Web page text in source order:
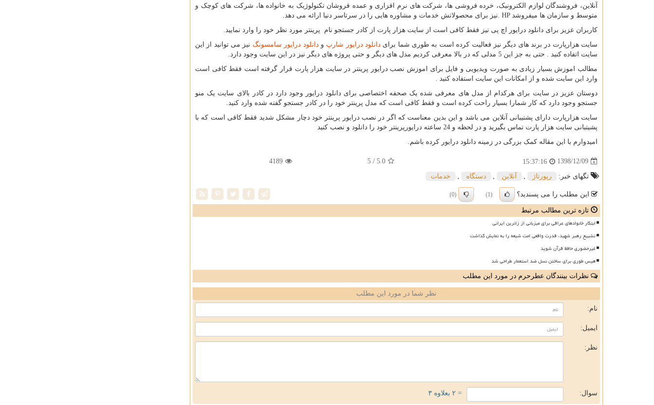
آنلاین، فروشندگان لوازم الکترونیک، خرده فروشی ها، شرکت های نرم افزاری و عمده فروشان تکنولوژیک به خانواده ها، شرکت های کوچک و
متوسط و سازمان ها میفروشد . HPنیز برای محصولاتش خدمات و مشاوره هایی را در سرتاسر دنیا ارائه می دهد.
کاربران عزیز برای دانلود درایور اچ پی نیز فقط کافی است از سایت هزار پارت از کادر جستجو نام پرینتر مورد نظر خود را وارد نمایید.
سایت هزارپارت در برند های دیگر نیز فعالیت کرده است به طوری شما برای دانلود درایور شارپ ودانلود درایور سامسونگ نیز می توانید از این
سایت اتفاده کنید . حتی به جز این 5 مدلی که در بالا معرفی کردیم مدل های دیگر و حتی پروژه های دیگر نیز در این سایت وجود دارد.
مطالب اموزش بسیار زیادی به صورت ویدیویی و فایل برای اموزش نصب درایور پرینتر در سایت هزار پارت قرار گرفته است فقط کافی است
وارد این سایت شده و از امکانات این سایت استفاده کنید .
دوستان عزیز در سایت برای هرکدام از مدل های معرفی شده یک صحفه اختصاصی برای دانلود درایور وجود دارد در کادر بالای سایت یک منو
جستجو وجود دارد که کار شمارا بسیار راحت کرده است و فقط کافی است که مدل پرینتر خود را در کادر جستجو گفته شده وارد کنید.
سایت هزارپارت دارای پشتیبانی آنلاین می باشد و این بدین معناست که اگر در نصب درایور پرینتر خود دچار مشکل شدید فقط کافی است که با
پشیتبانی سایت هزار پارت تماس بگیرید و در لحظه و 24 ساعته درایورپرینتر خود را دانلود و نصب کنید
امیدوارم با این مقاله کمک بزرگی در زمینه دانلود درایور کرده باشم.
1398/12/09
15:37:16
5.0
/ 5
4189
تگهای خبر: رپورتاژ آنلاین دستگاه خدمات
این مطلب را می پسندید؟ (1)
(0)
تازه ترین مطالب مرتبط
ابتکار خانوادهای عراقی برای میزبانی از زائرین ایرانی
تشییع رهبر شهید، قدرت واقعی امت شیعه را به نمایش گذاشت
غیرحضوری حافظ قرآن شوید
هیس طوری برای ساختن نسل ضد استعمار طراحی شد
نظرات بینندگان عطرحرم در مورد این مطلب
نظر شما در مورد این مطلب
نام:
ایمیل:
نظر:
سوال: = ۲ بعلاوه ۳